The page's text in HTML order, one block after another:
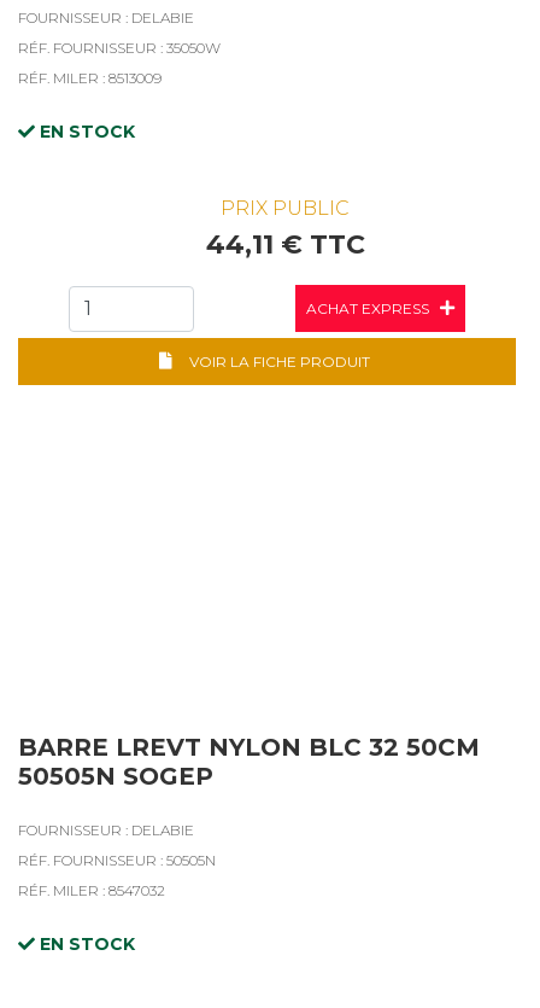
FOURNISSEUR : DELABIE
RÉF. FOURNISSEUR : 35050W
RÉF. MILER : 8513009
EN STOCK
PRIX PUBLIC
44,11 € TTC
ACHAT EXPRESS
VOIR LA FICHE PRODUIT
BARRE LREVT NYLON BLC 32 50CM
50505N SOGEP
FOURNISSEUR : DELABIE
RÉF. FOURNISSEUR : 50505N
RÉF. MILER : 8547032
EN STOCK